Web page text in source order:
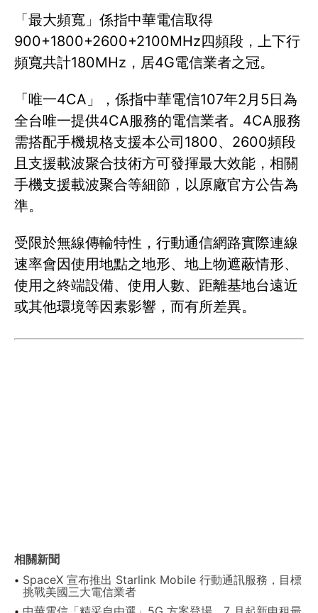
「最大頻寬」係指中華電信取得
900+1800+2600+2100MHz四頻段，上下行
頻寬共計180MHz，居4G電信業者之冠。
「唯一4CA」，係指中華電信107年2月5日為
全台唯一提供4CA服務的電信業者。4CA服務
需搭配手機規格支援本公司1800、2600頻段
且支援載波聚合技術方可發揮最大效能，相關
手機支援載波聚合等細節，以原廠官方公告為
準。
受限於無線傳輸特性，行動通信網路實際連線
速率會因使用地點之地形、地上物遮蔽情形、
使用之終端設備、使用人數、距離基地台遠近
或其他環境等因素影響，而有所差異。
相關新聞
SpaceX 宣布推出 Starlink Mobile 行動通訊服務，目標
挑戰美國三大電信業者